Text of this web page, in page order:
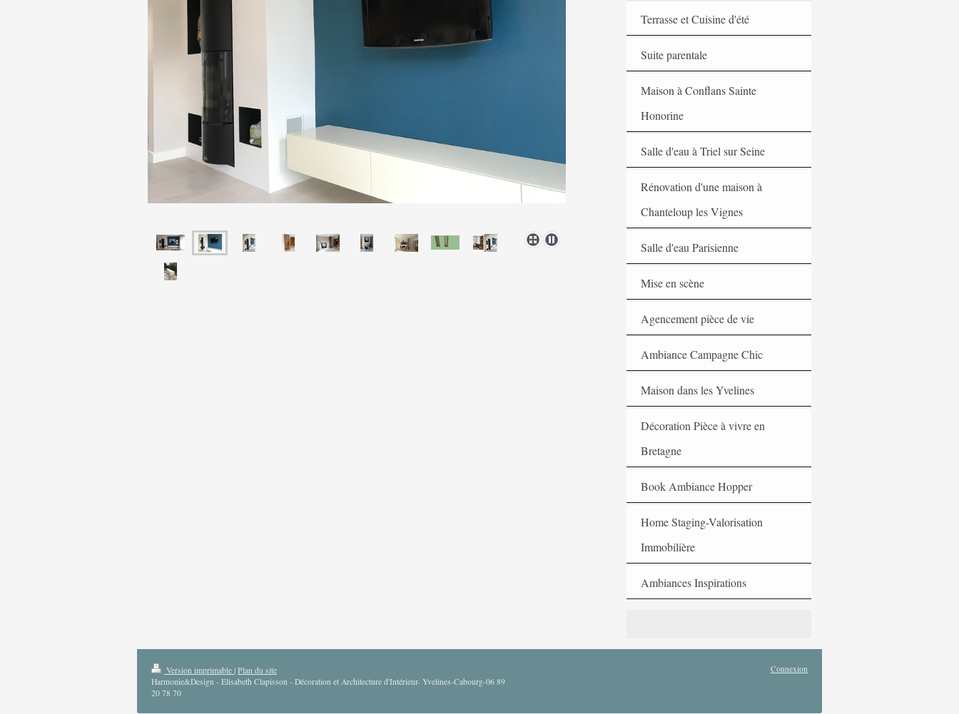
Terrasse et Cuisine d'été
Suite parentale
Maison à Conflans Sainte
Honorine
Salle d'eau à Triel sur Seine
Rénovation d'une maison à
Chanteloup les Vignes
Salle d'eau Parisienne
Mise en scène
Agencement pièce de vie
Ambiance Campagne Chic
Maison dans les Yvelines
Décoration Pièce à vivre en
Bretagne
Book Ambiance Hopper
Home Staging-Valorisation
Immobilière
Ambiances Inspirations
Version imprimable | Plan du site
Harmonie&Design - Elisabeth Clapisson - Décoration et Architecture d'Intérieur- Yvelines-Cabourg-06 89
20 78 70
Connexion